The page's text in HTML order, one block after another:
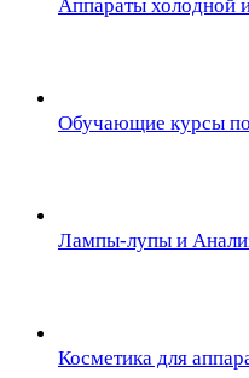
Аппараты холодной
Обучающие курсы по
Лампы-лупы и
Косметика для